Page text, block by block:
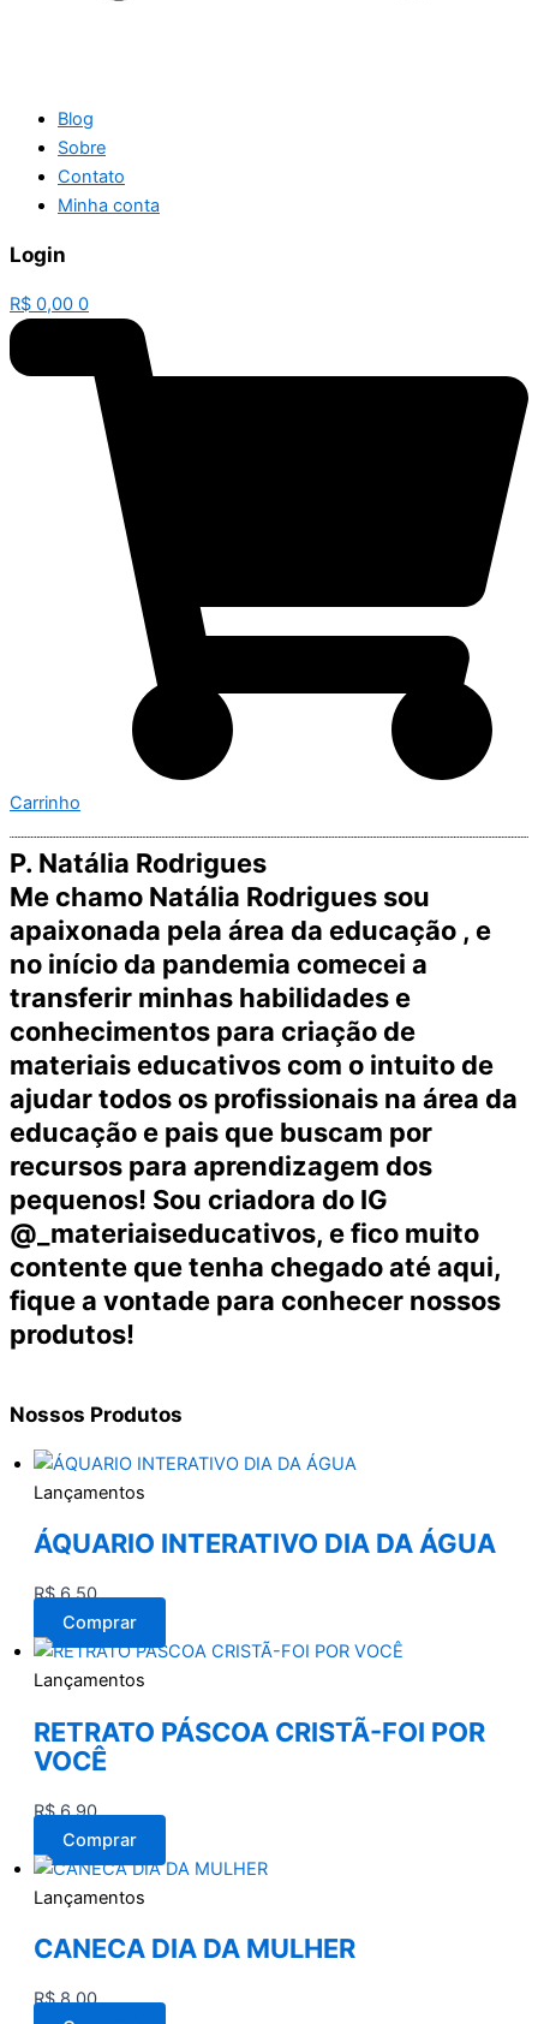
Blog
Sobre
Contato
Minha conta
Login
R$ 0,00 0
Carrinho
P. Natália Rodrigues
Me chamo Natália Rodrigues sou
apaixonada pela área da educação , e
no início da pandemia comecei a
transferir minhas habilidades e
conhecimentos para criação de
materiais educativos com o intuito de
ajudar todos os profissionais na área da
educação e pais que buscam por
recursos para aprendizagem dos
pequenos! Sou criadora do IG
@_materiaiseducativos, e fico muito
contente que tenha chegado até aqui,
fique a vontade para conhecer nossos
produtos!
Nossos Produtos
Lançamentos
ÁQUARIO INTERATIVO DIA DA ÁGUA
R$6,50
Comprar
Lançamentos
RETRATO PÁSCOA CRISTÃ-FOI POR
VOCÊ
R$6,90
Comprar
Lançamentos
CANECA DIA DA MULHER
R$8,00